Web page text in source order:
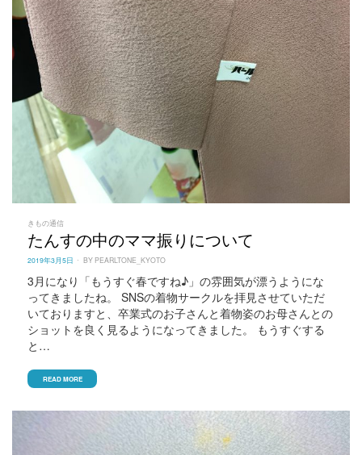
きもの通信
たんすの中のママ振りについて
POSTED
2019年3月5日 BY PEARLTONE_KYOTO
3月になり「もうすぐ春ですね♪」の雰囲気が漂うようにな
ってきましたね。 SNSの着物サークルを拝見させていただ
いておりますと、卒業式のお子さんと着物姿のお母さんとの
ショットを良く見るようになってきました。 もうすぐする
と…
READ MORE